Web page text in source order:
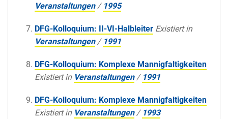
Veranstaltungen / 1995
DFG-Kolloquium: II-VI-Halbleiter Existiert in
Veranstaltungen / 1991
DFG-Kolloquium: Komplexe Mannigfaltigkeiten
Existiert in Veranstaltungen / 1991
DFG-Kolloquium: Komplexe Mannigfaltigkeiten
Existiert in Veranstaltungen / 1993